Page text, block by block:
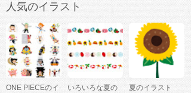
人気のイラスト
ONE PIECEのイ
いろいろな夏の
夏のイラスト